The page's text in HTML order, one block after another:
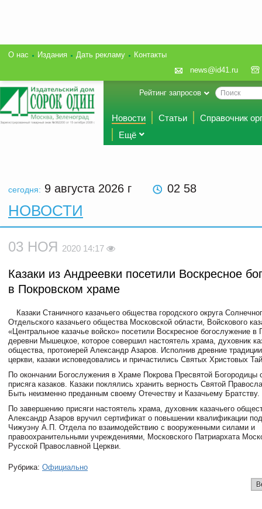
О нас Издания Дать рекламу
Контакты
news@id41.ru
Рейтинг запросов
Новости Статьи
Справочник
Ещё
сегодня: 9 августа 2026 г 02 58
НОВОСТИ
03 НОЯ 2020 14:17
Казаки из Андреевки посетили Воскресное
в Покровском храме
Казаки Станичного казачьего общества городского округа
Отдельского казачьего общества Московской области, Войскового
«Центральное казачье войско» посетили Воскресное богослужение в
деревни Мышецкое, которое совершил настоятель храма, духовник
общества, протоиерей Александр Азаров. Исполнив древние
церкви, казаки исповедовались и причастились Святых Христовых
По окончании Богослужения в Храме Покрова Пресвятой Богородицы
присяга казаков. Казаки поклялись хранить верность Святой
Быть неизменно преданным своему Отечеству и Казачьему Братству.
По завершению присяги настоятель храма, духовник казачьего
Александр Азаров вручил сертификат о повышении квалификации
Чижуэну А.П. Отдела по взаимодействию с вооруженными силами и
правоохранительными учреждениями, Московского Патриархата
Русской Православной Церкви.
Рубрика: Официально